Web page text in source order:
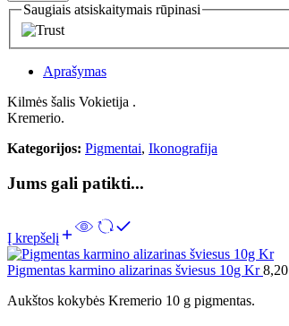
Saugiais atsiskaitymais rūpinasi
Aprašymas
Kilmės šalis Vokietija .
Kremerio.
Kategorijos: Pigmentai, Ikonografija
Jums gali patikti...
Į krepšelį
Pigmentas karmino alizarinas šviesus 10g Kr8,20
Aukštos kokybės Kremerio 10 g pigmentas.